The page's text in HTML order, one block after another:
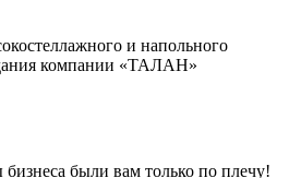
и напольного
компании «ТАЛАН»
были вам только по плечу!